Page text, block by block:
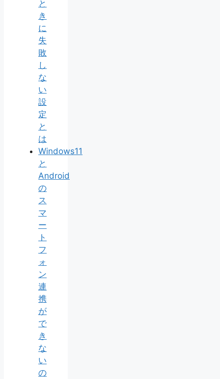
と
き
に
失
敗
し
な
い
設
定
と
は
Windows11
と
Android
の
ス
マ
ー
ト
フ
ォ
ン
連
携
が
で
き
な
い
の